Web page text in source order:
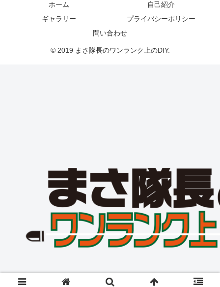
ホーム
自己紹介
ギャラリー
プライバシーポリシー
問い合わせ
© 2019 まさ隊長のワンランク上のDIY.